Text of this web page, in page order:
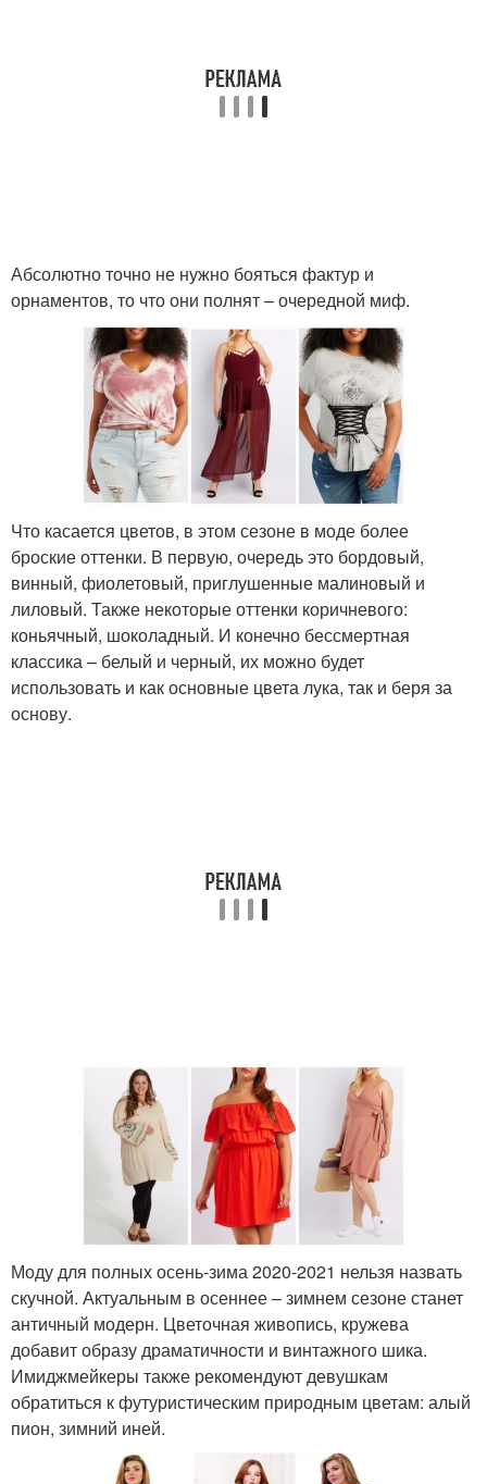
Абсолютно точно не нужно бояться фактур и
орнаментов, то что они полнят – очередной миф.
Что касается цветов, в этом сезоне в моде более
броские оттенки. В первую, очередь это бордовый,
винный, фиолетовый, приглушенные малиновый и
лиловый. Также некоторые оттенки коричневого:
коньячный, шоколадный. И конечно бессмертная
классика – белый и черный, их можно будет
использовать и как основные цвета лука, так и беря за
основу.
Моду для полных осень-зима 2020-2021 нельзя назвать
скучной. Актуальным в осеннее – зимнем сезоне станет
античный модерн. Цветочная живопись, кружева
добавит образу драматичности и винтажного шика.
Имиджмейкеры также рекомендуют девушкам
обратиться к футуристическим природным цветам: алый
пион, зимний иней.